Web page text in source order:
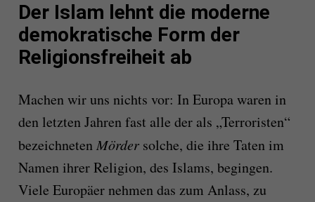
Der Islam lehnt die moderne
demokratische Form der
Religionsfreiheit ab
Machen wir uns nichts vor: In Europa waren in
den letzten Jahren fast alle der als „Terroristen“
bezeichneten Mördersolche, die ihre Taten im
Namen ihrer Religion, des Islams, begingen.
Viele Europäer nehmen das zum Anlass, zu